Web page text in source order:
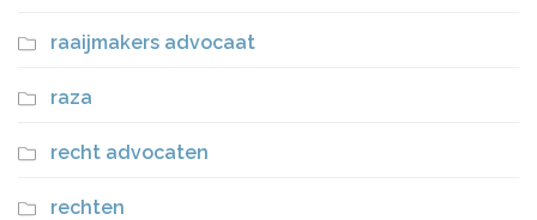
raaijmakers advocaat
raza
recht advocaten
rechten